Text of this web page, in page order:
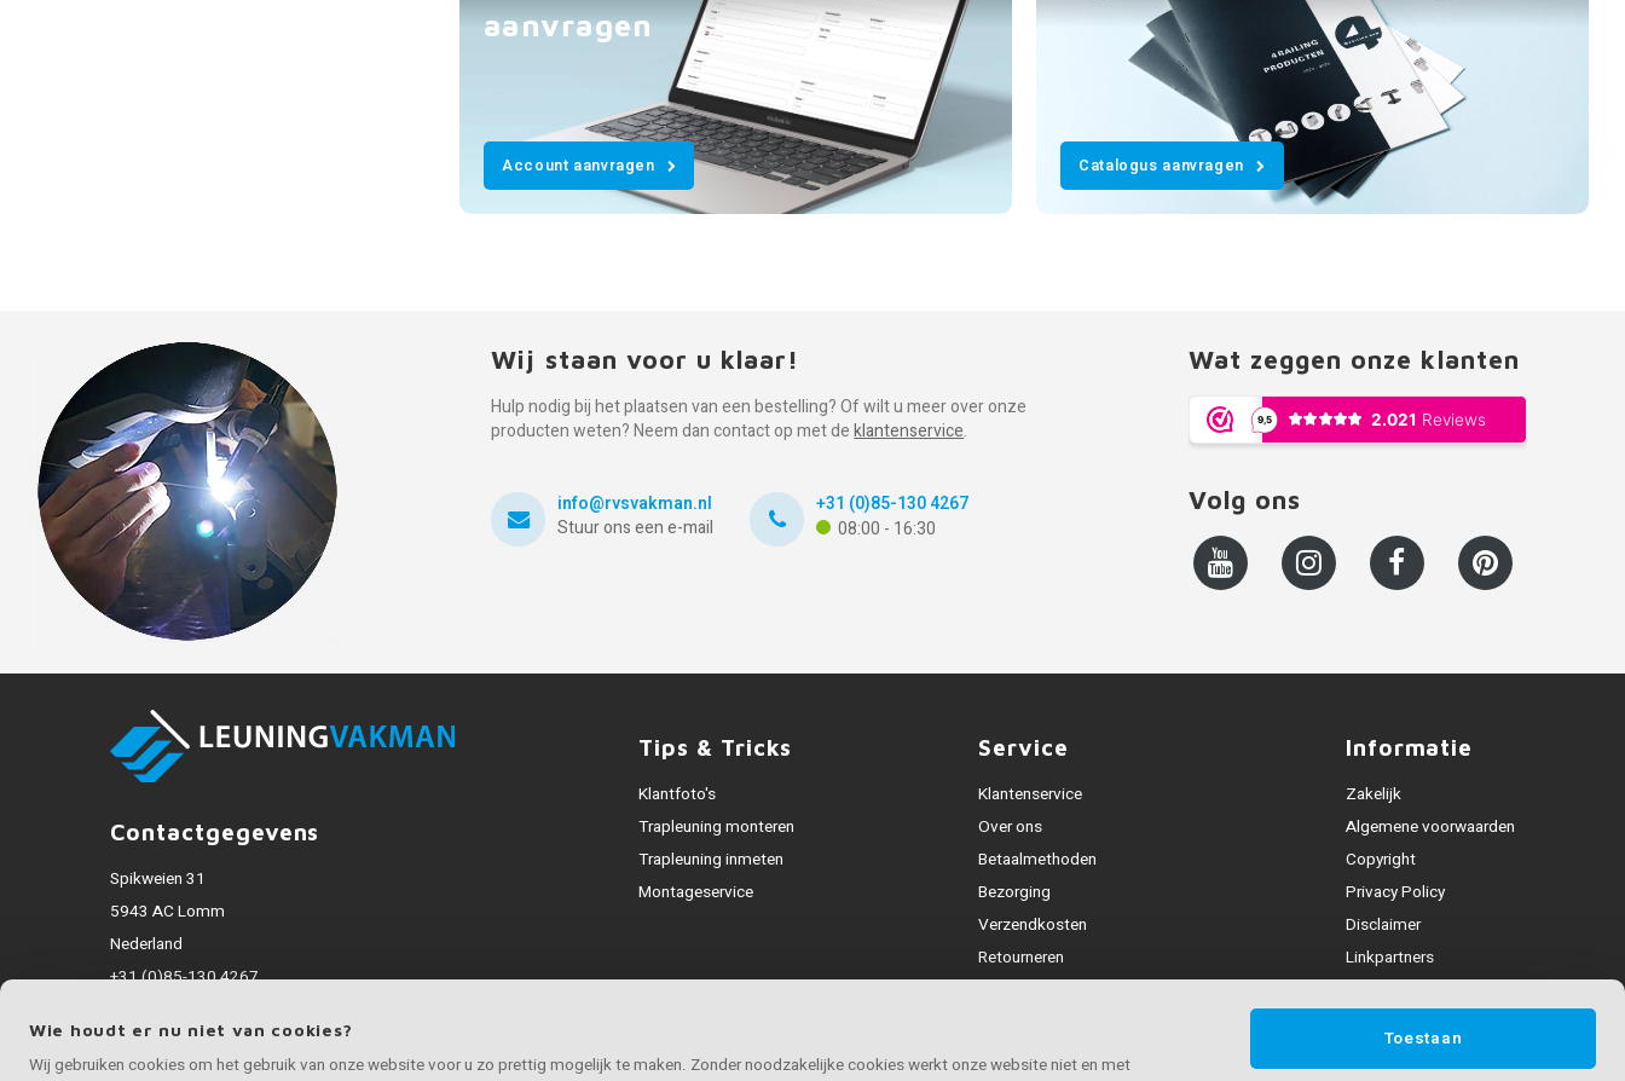
aanvragen
Account aanvragen Catalogus aanvragen
Wij staan voor u klaar!
Hulp nodig bij het plaatsen van een bestelling? Of wilt u meer over onze
producten weten? Neem dan contact op met deklantenservice.
info@rvsvakman.nl
Stuur ons een e-mail
+31 (0)85-130 4267
08:00 - 16:30
Wat zeggen onze klanten
Volg ons
Contactgegevens
Spikweien 31
5943 AC Lomm
Nederland
+31 (0)85-130 4267
Alle bedragen zijn incl. BTW
Tips & Tricks
Klantfoto's
Trapleuning monteren
Trapleuning inmeten
Montageservice
Service
Klantenservice
Over ons
Betaalmethoden
Bezorging
Verzendkosten
Retourneren
Openingstijden & contact
Informatie
Zakelijk
Algemene voorwaarden
Copyright
Privacy Policy
Disclaimer
Linkpartners
Wie houdt er nu niet van cookies?
Wij gebruiken cookies om het gebruik van onze website voor u zo prettig mogelijk te maken. Zonder noodzakelijke cookies werkt onze website niet en met
Toestaan